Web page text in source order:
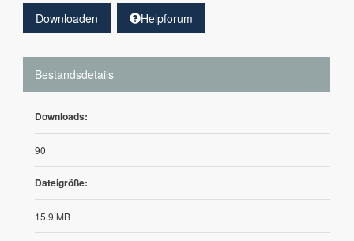
Downloaden Helpforum
Bestandsdetails
Downloads:
90
Dateigröße:
15.9 MB